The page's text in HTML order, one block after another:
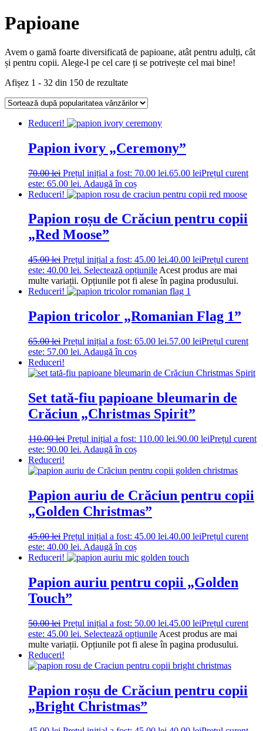
Papioane
Avem o gamă foarte diversificată de papioane, atât pentru adulți, cât
și pentru copii. Alege-l pe cel care ți se potrivește cel mai bine!
Afișez 1 - 32 din 150 de rezultate
Reduceri!
Papion ivory „Ceremony”
70.00lei Prețul inițial a fost: 70.00 lei.65.00 leiPrețul curent
este: 65.00 lei. Adaugă în coș
Reduceri!
Papion roșu de Crăciun pentru copii
„Red Moose”
45.00lei Prețul inițial a fost: 45.00 lei.40.00 leiPrețul curent
este: 40.00 lei. Selectează opțiunile Acest produs are mai
multe variații. Opțiunile pot fi alese în pagina produsului.
Reduceri!
Papion tricolor „Romanian Flag 1”
65.00lei Prețul inițial a fost: 65.00 lei.57.00 leiPrețul curent
este: 57.00 lei. Adaugă în coș
Reduceri!
Set tată-fiu papioane bleumarin de
Crăciun „Christmas Spirit”
110.00lei Prețul inițial a fost: 110.00 lei.90.00 leiPrețul curent
este: 90.00 lei. Adaugă în coș
Reduceri!
Papion auriu de Crăciun pentru copii
„Golden Christmas”
45.00lei Prețul inițial a fost: 45.00 lei.40.00 leiPrețul curent
este: 40.00 lei. Adaugă în coș
Reduceri!
Papion auriu pentru copii „Golden
Touch”
50.00lei Prețul inițial a fost: 50.00 lei.45.00 leiPrețul curent
este: 45.00 lei. Selectează opțiunile Acest produs are mai
multe variații. Opțiunile pot fi alese în pagina produsului.
Reduceri!
Papion roșu de Crăciun pentru copii
„Bright Christmas”